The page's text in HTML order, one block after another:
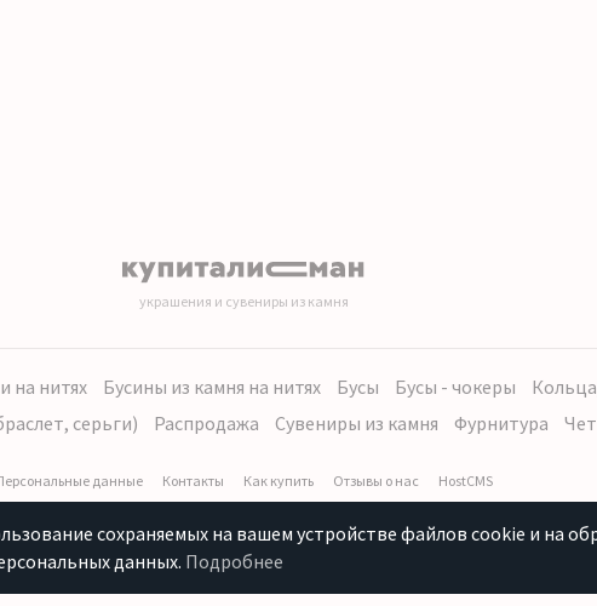
украшения и сувениры из камня
на нитях Бусины из камня на нитях Бусы Бусы - чокеры
серьги)
Распродажа Сувениры из камня Фурнитура
данные Контакты Как купить Отзывы о нас HostCMS
сохраняемых на вашем устройстве файлов cookie и на
данных. Подробнее